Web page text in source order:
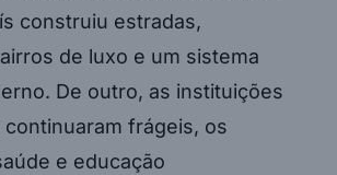
construiu estradas,
de luxo e um sistema
De outro, as instituições
frágeis, os
e educação